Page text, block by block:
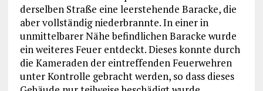
derselben Straße eine leerstehende Baracke, die
aber vollständig niederbrannte. In einer in
unmittelbarer Nähe befindlichen Baracke wurde
ein weiteres Feuer entdeckt. Dieses konnte durch
die Kameraden der eintreffenden Feuerwehren
unter Kontrolle gebracht werden, so dass dieses